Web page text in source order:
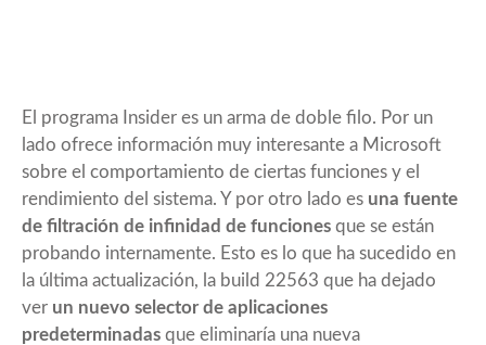
El programa Insider es un arma de doble filo. Por un
lado ofrece información muy interesante a Microsoft
sobre el comportamiento de ciertas funciones y el
rendimiento del sistema. Y por otro lado es una fuente
de filtración de infinidad de funciones que se están
probando internamente. Esto es lo que ha sucedido en
la última actualización, la build 22563 que ha dejado
ver un nuevo selector de aplicaciones
predeterminadas que eliminaría una nueva